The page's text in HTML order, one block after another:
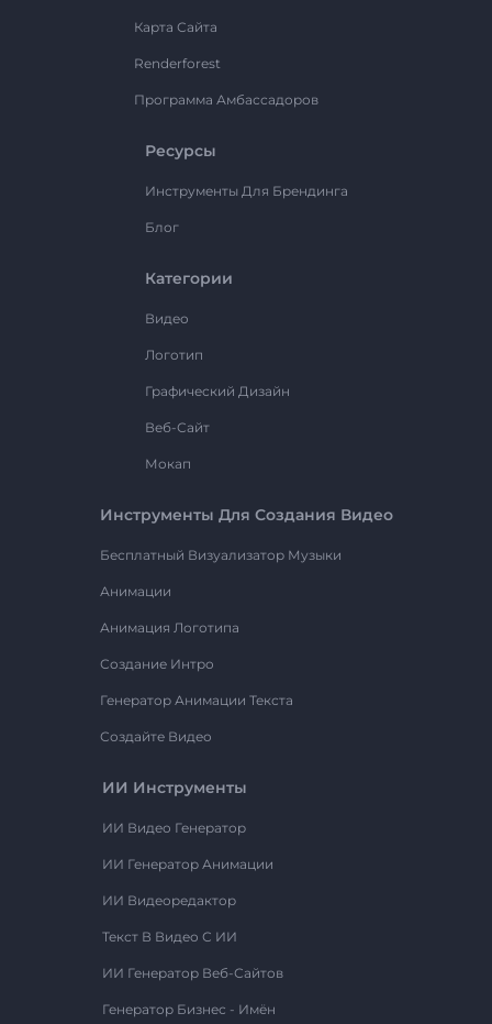
Карта Сайта
Renderforest
Программа Амбассадоров
Ресурсы
Инструменты Для Брендинга
Блог
Категории
Видео
Логотип
Графический Дизайн
Веб-Сайт
Мокап
Инструменты Для Создания Видео
Бесплатный Визуализатор Музыки
Анимации
Анимация Логотипа
Создание Интро
Генератор Анимации Текста
Создайте Видео
ИИ Инструменты
ИИ Видео Генератор
ИИ Генератор Анимации
ИИ Видеоредактор
Текст В Видео С ИИ
ИИ Генератор Веб-Сайтов
Генератор Бизнес - Имён